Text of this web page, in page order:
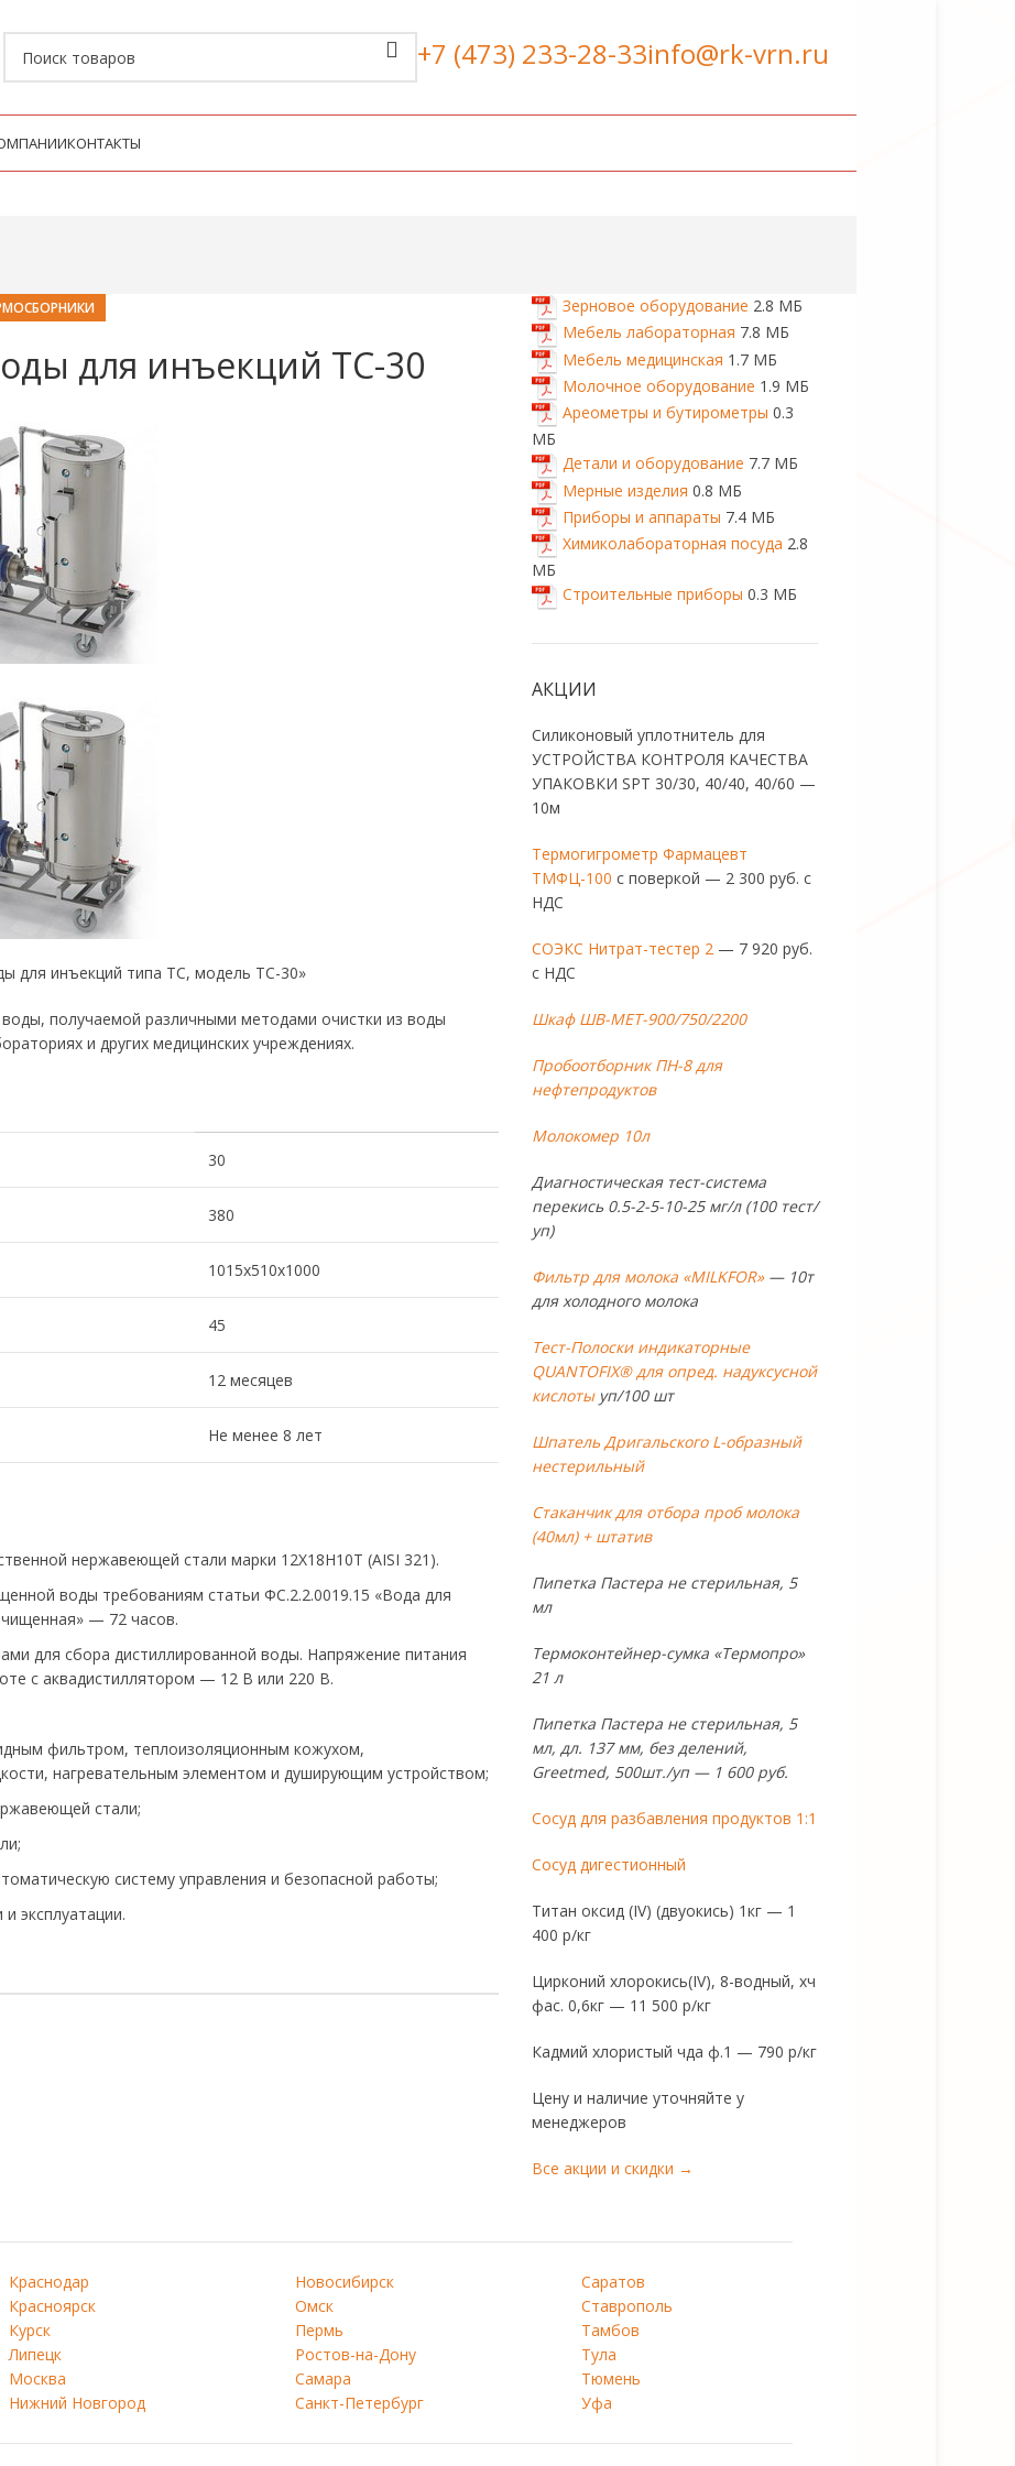
+7 (473) 233-28-33info@rk-vrn.ru
КОНТАКТЫ
для инъекций ТС-30
для инъекций типа ТС, модель ТС-30»
получаемой различными методами очистки из воды
и других медицинских учреждениях.
30
380
1015х510х1000
45
12 месяцев
Не менее 8 лет
нержавеющей стали марки 12Х18Н10Т (AISI 321).
воды требованиям статьи ФС.2.2.0019.15 «Вода для
— 72 часов.
для сбора дистиллированной воды. Напряжение питания
с аквадистиллятором — 12 В или 220 В.
фильтром, теплоизоляционным кожухом,
нагревательным элементом и душирующим устройством;
стали;
систему управления и безопасной работы;
эксплуатации.
Зерновое оборудование 2.8 МБ
Мебель лабораторная 7.8 МБ
Мебель медицинская 1.7 МБ
Молочное оборудование 1.9 МБ
Ареометры и бутирометры 0.3
МБ
Детали и оборудование 7.7 МБ
Мерные изделия 0.8 МБ
Приборы и аппараты 7.4 МБ
Химиколабораторная посуда 2.8
МБ
Строительные приборы 0.3 МБ
АКЦИИ
Силиконовый уплотнитель для
УСТРОЙСТВА КОНТРОЛЯ КАЧЕСТВА
УПАКОВКИ SPT 30/30, 40/40, 40/60 —
10м
Термогигрометр Фармацевт
ТМФЦ-100 с поверкой — 2 300 руб. с
НДС
СОЭКС Нитрат-тестер 2 — 7 920 руб.
с НДС
Шкаф ШВ-МЕТ-900/750/2200
Пробоотборник ПН-8 для
нефтепродуктов
Молокомер 10л
Диагностическая тест-система
перекись 0.5-2-5-10-25 мг/л (100 тест/
уп)
Фильтр для молока «MILKFOR»— 10т
для холодного молока
Тест-Полоски индикаторные
QUANTOFIX® для опред. надуксусной
кислотыуп/100 шт
Шпатель Дригальского L-образный
нестерильный
Стаканчик для отбора проб молока
(40мл) + штатив
Пипетка Пастера не стерильная, 5
мл
Термоконтейнер-сумка «Термопро»
21 л
Пипетка Пастера не стерильная, 5
мл, дл. 137 мм, без делений,
Greetmed, 500шт./уп — 1 600 руб.
Сосуд для разбавления продуктов 1:1
Сосуд дигестионный
Титан оксид (IV) (двуокись) 1кг — 1
400 р/кг
Цирконий хлорокись(IV), 8-водный, хч
фас. 0,6кг — 11 500 р/кг
Кадмий хлористый чда ф.1 — 790 р/кг
Цену и наличие уточняйте у
менеджеров
Все акции и скидки →
Краснодар
Красноярск
Курск
Липецк
Москва
Нижний Новгород
Новосибирск
Омск
Пермь
Ростов-на-Дону
Самара
Санкт-Петербург
Саратов
Ставрополь
Тамбов
Тула
Тюмень
Уфа